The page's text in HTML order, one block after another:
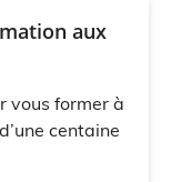
aux
vous former à
centaine